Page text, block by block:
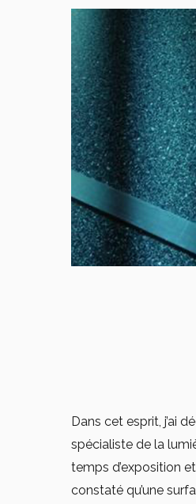
Dans cet esprit, j’ai
spécialiste de la
temps d’exposition
constaté qu’une